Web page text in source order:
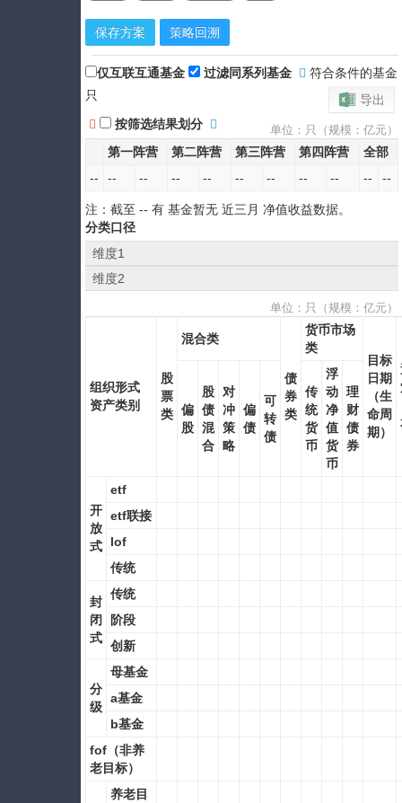
保存方案 策略回溯
仅互联互通基金 过滤同系列基金
符合条件的基金
只
导出
按筛选结果划分
单位：只（规模：亿元）
第一阵营 第二阵营 第三阵营 第四阵营
全部
--
-- -- -- -- -- -- -- -- -- --
注：截至 -- 有 基金暂无 近三月 净值收益数据。
分类口径
维度1
维度2
单位：只（规模：亿元）
组织形式
资产类别
股
票
类
混合类
债
券
类
货币市场
类
目标
日期
（生
命周
期）
偏
股
股
债
混
合
对
冲
策
略
偏
债
可
转
债
传
统
货
币
浮
动
净
值
货
币
理
财
债
券
开
放
式
etf
etf联接
lof
传统
封
闭
式
传统
阶段
创新
分
级
母基金
a基金
b基金
fof（非养
老目标）
养老目